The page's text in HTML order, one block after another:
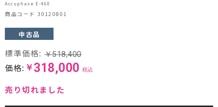
AVアンプ
ＴＶ・レコーダー・プレーヤー
プロジェクター・スクリーン
サウンドバー・アンプ内蔵型スピーカー
センタースピーカー・サブウーファー
Accuphase E-460
商品コード 30120801
中古品
標準価格: ￥518,400
価格: ￥ 318,000 税込
売り切れました